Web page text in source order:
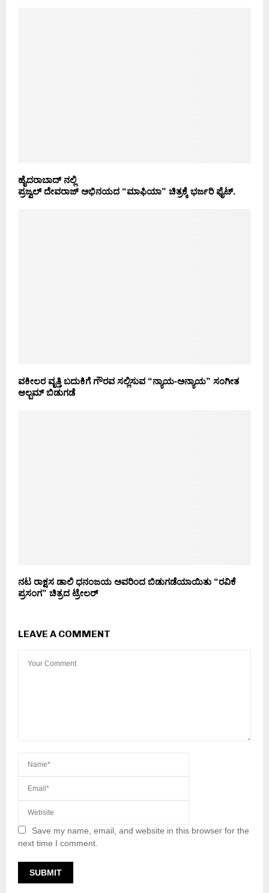
ಹೈದರಾಬಾದ್ ನಲ್ಲಿ
ಪ್ರಜ್ವಲ್ ದೇವರಾಜ್ ಅಭಿನಯದ “ಮಾಫಿಯಾ” ಚಿತ್ರಕ್ಕೆ ಭರ್ಜರಿ ಫೈಟ್.
ವಕೀಲರ ವೃತ್ತಿ ಬದುಕಿಗೆ ಗೌರವ ಸಲ್ಲಿಸುವ “ನ್ಯಾಯ-ಅನ್ಯಾಯ” ಸಂಗೀತ
ಆಲ್ಬಮ್ ಬಿಡುಗಡೆ
ನಟ ರಾಕ್ಷಸ ಡಾಲಿ ಧನಂಜಯ ಅವರಿಂದ ಬಿಡುಗಡೆಯಾಯಿತು “ರವಿಕೆ
ಪ್ರಸಂಗ” ಚಿತ್ರದ ಟ್ರೇಲರ್
LEAVE A COMMENT
Save my name, email, and website in this browser for the
next time I comment.